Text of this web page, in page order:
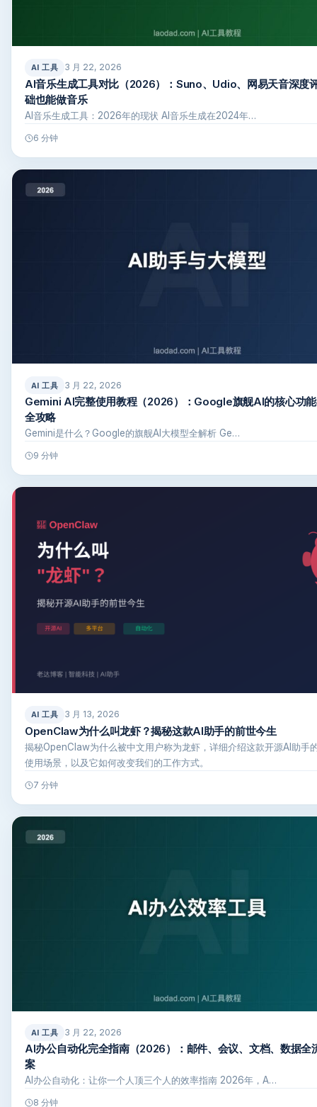
AI 工具 3 月 22, 2026
AI音乐生成工具对比（2026）：Suno、Udio、网易天音深度
础也能做音乐
AI音乐生成工具：2026年的现状 AI音乐生成在2024年…
6 分钟
AI 工具 3 月 22, 2026
Gemini AI完整使用教程（2026）：Google旗舰AI的核心功
全攻略
Gemini是什么？Google的旗舰AI大模型全解析 Ge…
9 分钟
AI 工具 3 月 13, 2026
OpenClaw为什么叫龙虾？揭秘这款AI助手的前世今生
揭秘OpenClaw为什么被中文用户称为龙虾，详细介绍这款开源AI助手
使用场景，以及它如何改变我们的工作方式。
7 分钟
AI 工具 3 月 22, 2026
AI办公自动化完全指南（2026）：邮件、会议、文档、数据全
案
AI办公自动化：让你一个人顶三个人的效率指南 2026年，A…
8 分钟